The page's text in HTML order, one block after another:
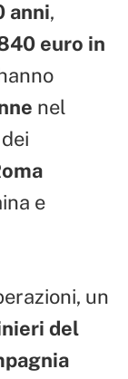
anni,
euro in
nel
e
un
del